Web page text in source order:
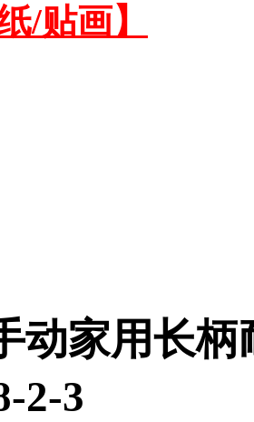
/贴画】
动家用长
2-3